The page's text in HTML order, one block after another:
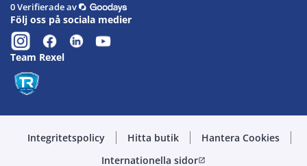
0 Verifierade av
Följ oss på sociala medier
Team Rexel
Integritetspolicy Hitta butik
Hantera Cookies
Internationella sidoropen_in_new